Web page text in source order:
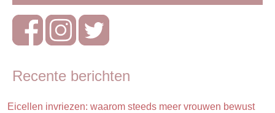
Zwangerschapskalender
Recente berichten
Eicellen invriezen: waarom steeds meer vrouwen bewust